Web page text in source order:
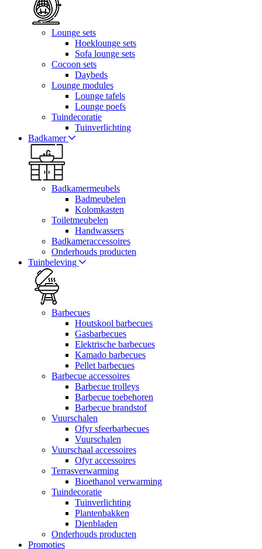
Lounge sets
Hoeklounge sets
Sofa lounge sets
Cocoon sets
Daybeds
Lounge modules
Lounge tafels
Lounge poefs
Tuindecoratie
Tuinverlichting
Badkamer
Badkamermeubels
Badmeubelen
Kolomkasten
Toiletmeubelen
Handwassers
Badkameraccessoires
Onderhouds producten
Tuinbeleving
Barbecues
Houtskool barbecues
Gasbarbecues
Elektrische barbecues
Kamado barbecues
Pellet barbecues
Barbecue accessoires
Barbecue trolleys
Barbecue toebehoren
Barbecue brandstof
Vuurschalen
Ofyr sfeerbarbecues
Vuurschalen
Vuurschaal accessoires
Ofyr accessoires
Terrasverwarming
Bioethanol verwarming
Tuindecoratie
Tuinverlichting
Plantenbakken
Dienbladen
Onderhouds producten
Promoties